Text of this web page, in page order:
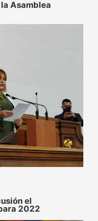
Asamblea
el
2022